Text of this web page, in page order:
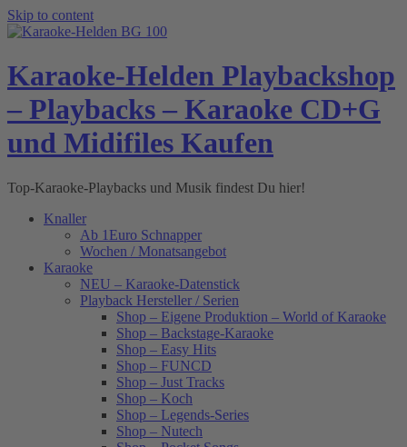
Skip to content
Karaoke-Helden Playbackshop
– Playbacks – Karaoke CD+G
und Midifiles Kaufen
Top-Karaoke-Playbacks und Musik findest Du hier!
Knaller
Ab 1Euro Schnapper
Wochen / Monatsangebot
Karaoke
NEU – Karaoke-Datenstick
Playback Hersteller / Serien
Shop – Eigene Produktion – World of Karaoke
Shop – Backstage-Karaoke
Shop – Easy Hits
Shop – FUNCD
Shop – Just Tracks
Shop – Koch
Shop – Legends-Series
Shop – Nutech